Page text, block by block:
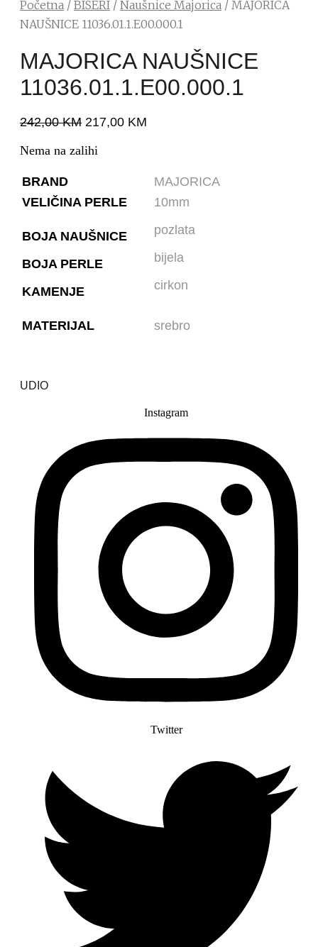
Početna / BISERI / Naušnice Majorica / MAJORICA
NAUŠNICE 11036.01.1.E00.000.1
MAJORICA NAUŠNICE
11036.01.1.E00.000.1
242,00KM 217,00 KM
Nema na zalihi
BRAND
MAJORICA
VELIČINA PERLE
10mm
BOJA NAUŠNICE
BOJA PERLE
KAMENJE
pozlata
bijela
cirkon
MATERIJAL srebro
UDIO
Instagram
Twitter